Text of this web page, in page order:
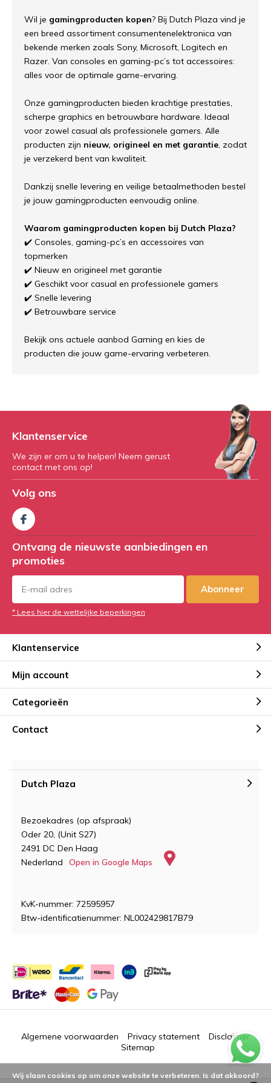
Wil je gamingproducten kopen? Bij Dutch Plaza vind je
een breed assortiment consumentenelektronica van
bekende merken zoals Sony, Microsoft, Logitech en
Razer. Van consoles en gaming-pc’s tot accessoires:
alles voor de optimale game-ervaring.
Onze gamingproducten bieden krachtige prestaties,
scherpe graphics en betrouwbare hardware. Ideaal
voor zowel casual als professionele gamers. Alle
producten zijn nieuw, origineel en met garantie, zodat
je verzekerd bent van kwaliteit.
Dankzij snelle levering en veilige betaalmethoden bestel
je jouw gamingproducten eenvoudig online.
Waarom gamingproducten kopen bij Dutch Plaza?
✔️ Consoles, gaming-pc’s en accessoires van
topmerken
✔️ Nieuw en origineel met garantie
✔️ Geschikt voor casual en professionele gamers
✔️ Snelle levering
✔️ Betrouwbare service
Bekijk ons actuele aanbod Gaming en kies de
producten die jouw game-ervaring verbeteren.
Klantenservice
We zijn er om u te helpen! Neem gerust
contact met ons op!
Volg ons
Ontvang de nieuwste aanbiedingen en
promoties
Abonneer
* Lees hier de wettelijke beperkingen
Klantenservice
Mijn account
Categorieën
Contact
Dutch Plaza
Bezoekadres (op afspraak)
Oder 20, (Unit S27)
2491 DC Den Haag
Nederland
Open in Google Maps
KvK-nummer: 72595957
Btw-identificatienummer: NL002429817B79
Algemene voorwaarden Privacy statement
Disclaimer
Sitemap
Wij slaan cookies op om onze website te verbeteren. Is dat akkoord?